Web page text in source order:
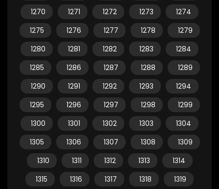
1270
1271 1272 1273
1274
1275
1276 1277 1278
1279
1280
1281 1282 1283
1284
1285
1286 1287 1288
1289
1290
1291 1292 1293
1294
1295
1296 1297 1298
1299
1300
1301 1302 1303
1304
1305
1306 1307 1308
1309
1310
1311 1312 1313
1314
1315
1316 1317 1318
1319